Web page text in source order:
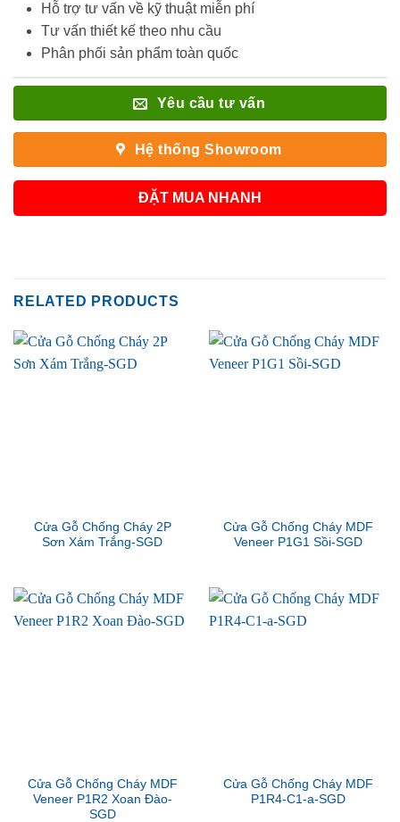
Hỗ trợ tư vấn về kỹ thuật miễn phí
Tư vấn thiết kế theo nhu cầu
Phân phối sản phẩm toàn quốc
Yêu cầu tư vấn
Hệ thống Showroom
ĐẶT MUA NHANH
RELATED PRODUCTS
Cửa Gỗ Chống Cháy 2P
Sơn Xám Trắng-SGD
Cửa Gỗ Chống Cháy MDF
Veneer P1G1 Sồi-SGD
Cửa Gỗ Chống Cháy MDF
Veneer P1R2 Xoan Đào-
SGD
Cửa Gỗ Chống Cháy MDF
P1R4-C1-a-SGD